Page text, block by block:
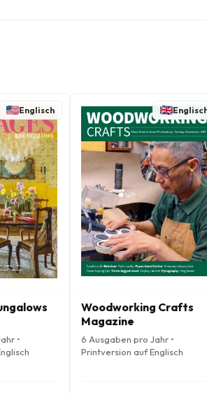
Englisch
•
Woodworking Crafts
Magazine
6 Ausgaben pro Jahr •
Printversion auf Englisch